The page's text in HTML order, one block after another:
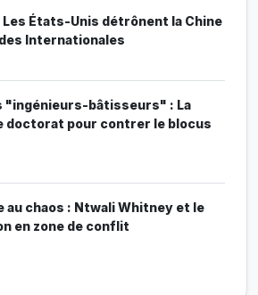
États-Unis détrônent la Chine
Internationales
"ingénieurs-bâtisseurs" : La
doctorat pour contrer le blocus
au chaos : Ntwali Whitney et le
en zone de conflit